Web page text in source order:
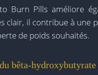
Burn Pills améliore
clair, il contribue à une
de poids souhaités.
bêta-